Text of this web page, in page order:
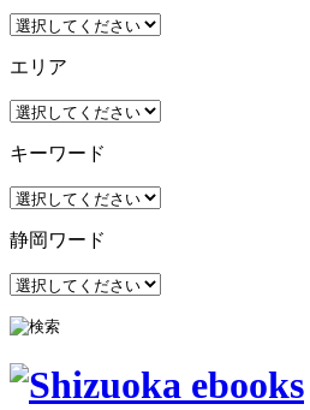
エリア
キーワード
静岡ワード